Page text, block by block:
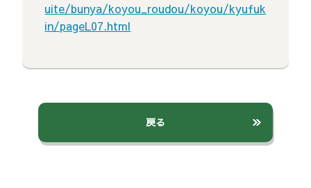
uite/bunya/koyou_roudou/koyou/kyufuk
in/pageL07.html
戻る